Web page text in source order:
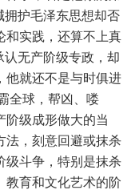
拥护毛泽东思想却否
和实践，还算不上真
认无产阶级专政，却
他就还不是与时俱进
全球，帮凶、喽
阶级成形做大的当
法，刻意回避或抹杀
级斗争，特别是抹杀
教育和文化艺术的阶